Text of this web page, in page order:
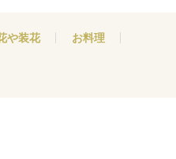
や装花 お料理